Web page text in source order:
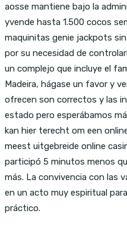
aosse mantiene bajo la
yvende hasta 1.500 cocos
maquinitas genie jackpots
por su necesidad de
un complejo que incluye el
Madeira, hágase un favor y
ofrecen son correctos y las
estado pero esperábamos
kan hier terecht om een
meest uitgebreide online
participó 5 minutos menos
más. La convivencia con las
en un acto muy espiritual
práctico.